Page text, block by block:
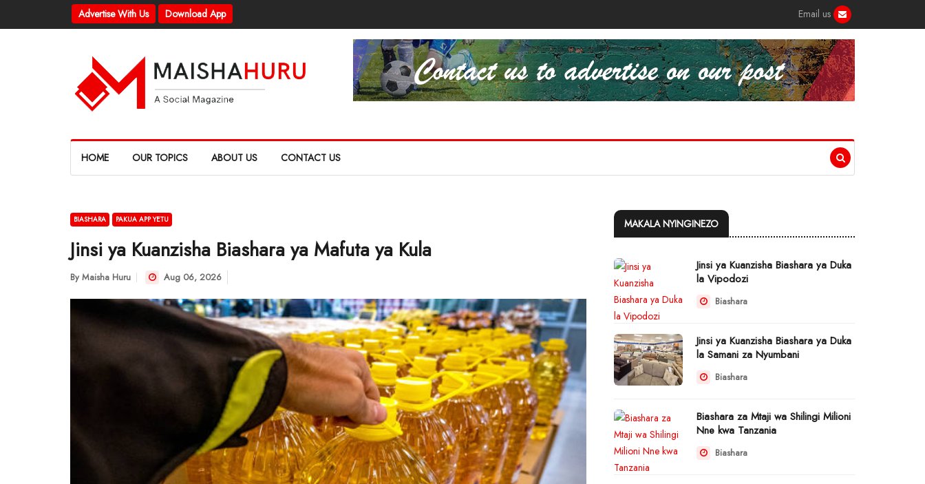
Advertise With Us Download App Email us
HOME OUR TOPICS ABOUT US CONTACT US
BIASHARA PAKUA APP YETU
Jinsi ya Kuanzisha Biashara ya Mafuta ya Kula
By Maisha Huru Aug 06, 2026
MAKALA NYINGINEZO
Jinsi ya Kuanzisha Biashara ya Duka
la Vipodozi
Biashara
Jinsi ya Kuanzisha Biashara ya Duka
la Samani za Nyumbani
Biashara
Biashara za Mtaji wa Shilingi Milioni
Nne kwa Tanzania
Biashara